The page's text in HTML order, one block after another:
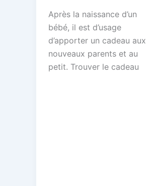
Après la naissance d’un
bébé, il est d’usage
d’apporter un cadeau aux
nouveaux parents et au
petit. Trouver le cadeau